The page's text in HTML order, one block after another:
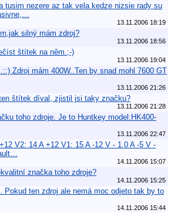
tusim nezere az tak vela kedze nizsie rady su
13.11.2006 18:19
silný mám zdroj?
13.11.2006 18:56
štítek na něm.;-)
13.11.2006 19:04
Zdroj mám 400W..Ten by snad mohl 7600 GT
13.11.2006 21:26
štítek díval, zjistil jsi taky značku?
13.11.2006 21:28
toho zdroje. Je to Huntkey model:HK400-
13.11.2006 22:47
V2: 14 A +12 V1: 15 A -12 V - 1.0 A -5 V -
14.11.2006 15:07
značka toho zdroje?
14.11.2006 15:25
Pokud ten zdroj ale nemá moc odjeto tak by to
14.11.2006 15:44